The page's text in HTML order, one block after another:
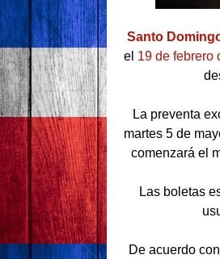
Santo
el 19 de febrero
La preventa
martes 5 de
comenzará el
Las boletas
De acuerdo